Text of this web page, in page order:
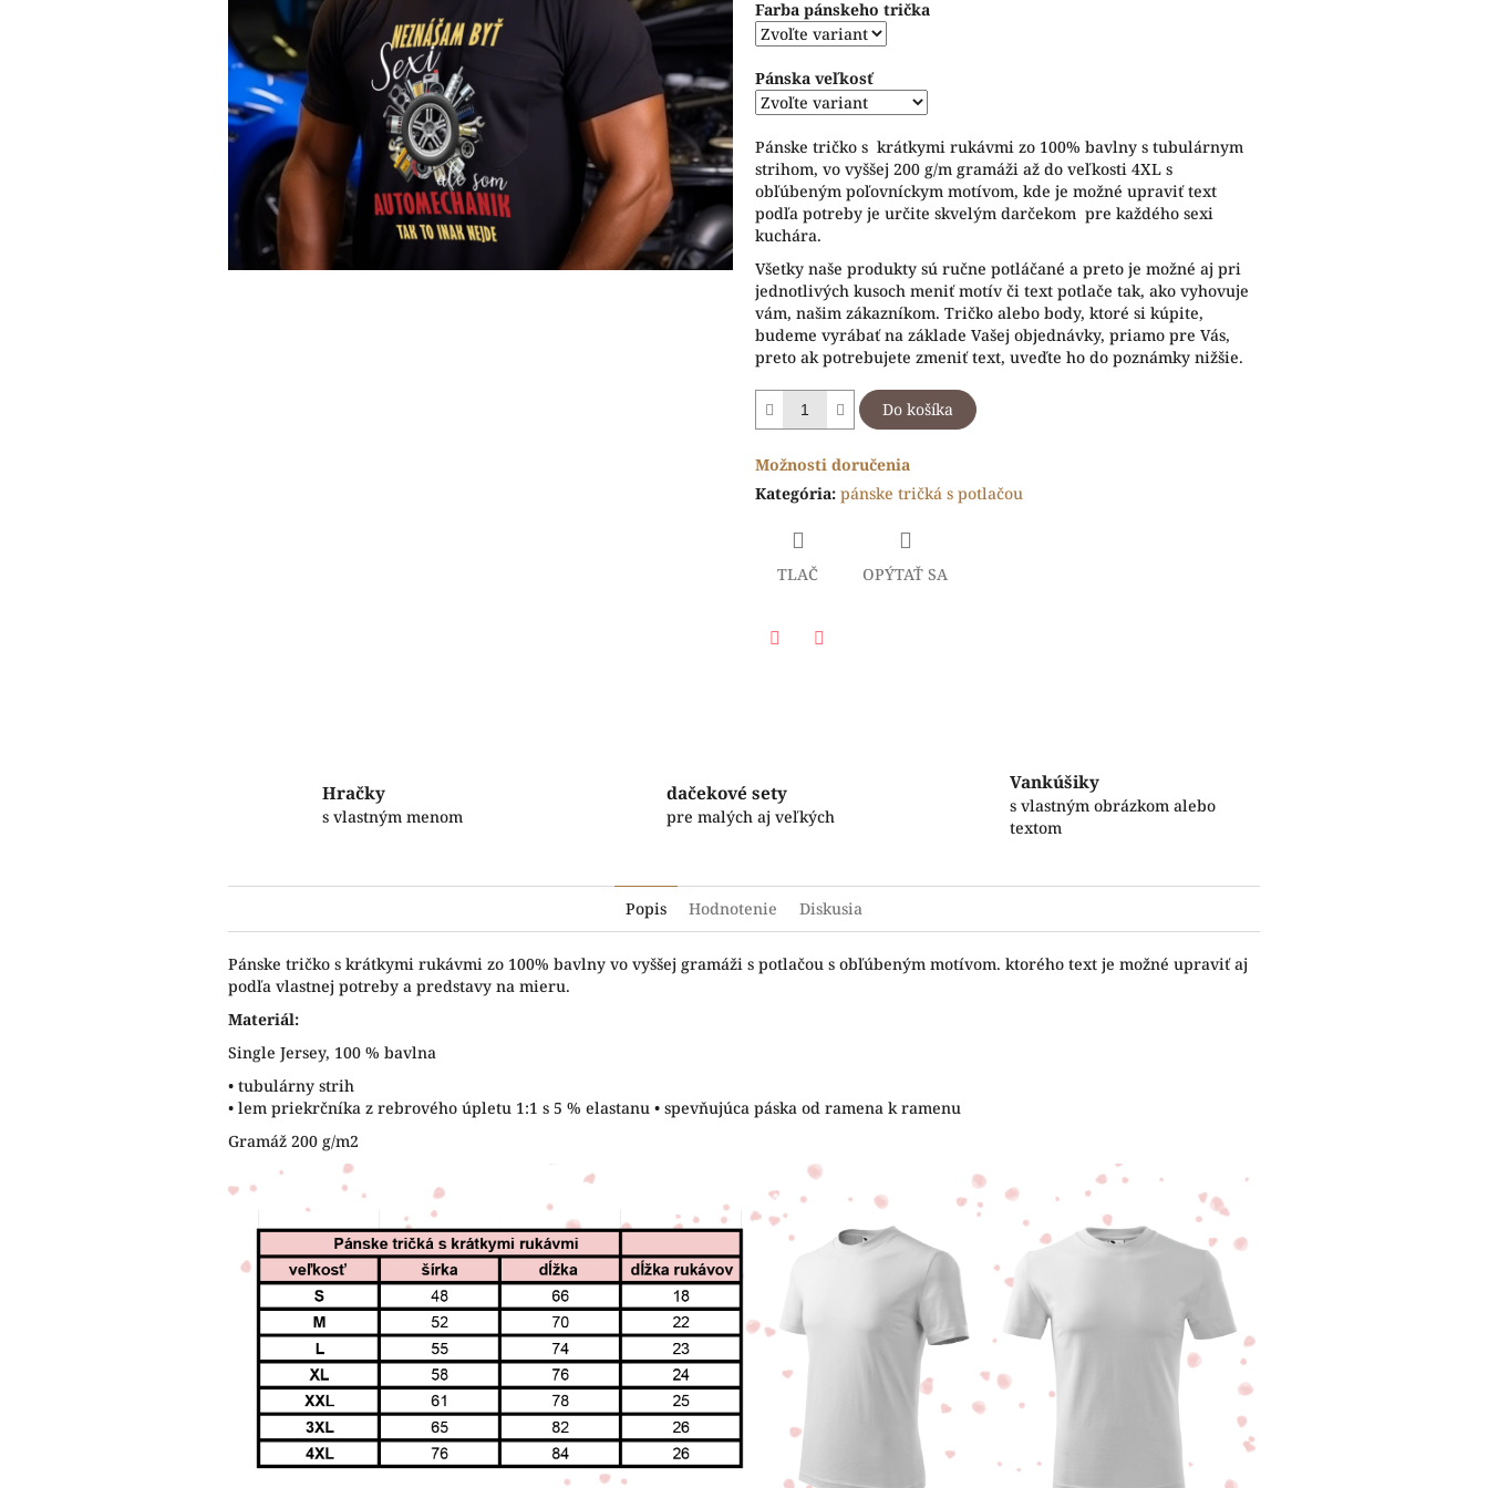
5
hviezdičiek.
Farba pánskeho trička
Pánska veľkosť
Pánske tričko s krátkymi rukávmi zo 100% bavlny s tubulárnym
strihom, vo vyššej 200 g/m gramáži až do veľkosti 4XL s
obľúbeným poľovníckym motívom, kde je možné upraviť text
podľa potreby je určite skvelým darčekom pre každého sexi
kuchára.
Všetky naše produkty sú ručne potláčané a preto je možné aj pri
jednotlivých kusoch meniť motív či text potlače tak, ako vyhovuje
vám, našim zákazníkom. Tričko alebo body, ktoré si kúpite,
budeme vyrábať na základe Vašej objednávky, priamo pre Vás,
preto ak potrebujete zmeniť text, uveďte ho do poznámky nižšie.
Do košíka
Možnosti doručenia
Kategória: pánske tričká s potlačou
TLAČ OPÝTAŤ SA
Hračky
s vlastným menom
dačekové sety
pre malých aj veľkých
Vankúšiky
s vlastným obrázkom alebo
textom
Popis Hodnotenie Diskusia
Pánske tričko s krátkymi rukávmi zo 100% bavlny vo vyššej gramáži s potlačou s obľúbeným motívom. ktorého text je možné upraviť aj
podľa vlastnej potreby a predstavy na mieru.
Materiál:
Single Jersey, 100 % bavlna
• tubulárny strih
• lem priekrčníka z rebrového úpletu 1:1 s 5 % elastanu • spevňujúca páska od ramena k ramenu
Gramáž 200 g/m2